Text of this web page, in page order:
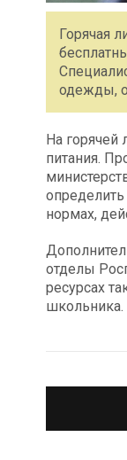
Горячая
одежды,
На горячей
питания.
нормах,
отделы
ресурсах
школьника.